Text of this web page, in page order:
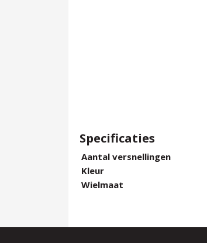
Specificaties
Aantal versnellingen
Kleur
Wielmaat